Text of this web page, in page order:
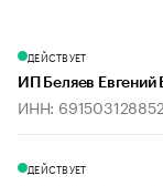
ДЕЙСТВУЕТ
ИП Беляев Евгений
ИНН: 691503128852
ДЕЙСТВУЕТ